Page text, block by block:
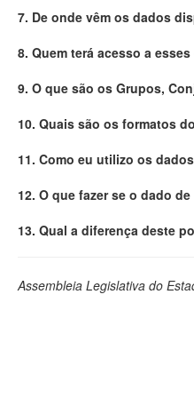
7. De onde vêm os dados
8. Quem terá acesso a
9. O que são os Grupos,
10. Quais são os formatos
11. Como eu utilizo os
12. O que fazer se o dado
13. Qual a diferença deste
Assembleia Legislativa do